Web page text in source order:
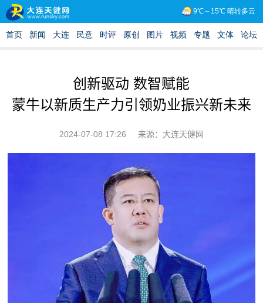
创新驱动 数智赋能
蒙牛以新质生产力引领奶业振兴新未来
2024-07-08 17:26 来源：大连天健网